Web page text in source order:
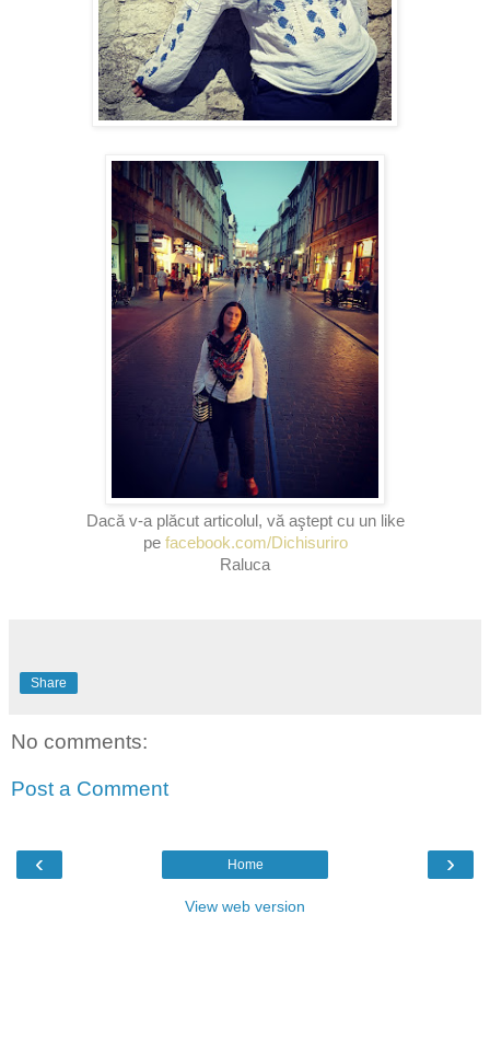
Dacă v-a plăcut articolul, vă aştept cu un like
pe facebook.com/Dichisuriro
Raluca
Share
No comments:
Post a Comment
‹ ›
Home
View web version